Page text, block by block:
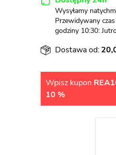
Wysyłamy
Przewidywany
godziny 10:30:
Dostawa od:
Wpisz kupon
10 %